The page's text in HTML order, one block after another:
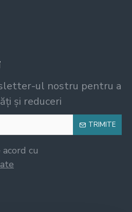
ul nostru pentru a
și reduceri
TRIMITE
cu